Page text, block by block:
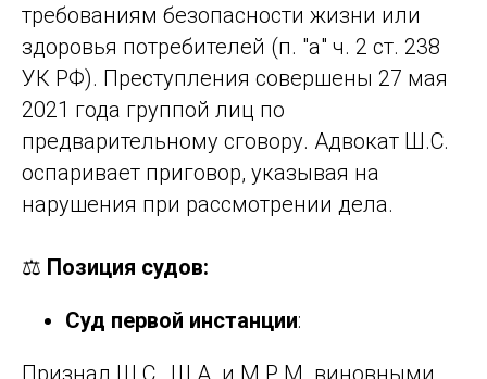
требованиям безопасности жизни или
здоровья потребителей (п. "а" ч. 2 ст. 238
УК РФ). Преступления совершены 27 мая
2021 года группой лиц по
предварительному сговору. Адвокат Ш.С.
оспаривает приговор, указывая на
нарушения при рассмотрении дела.
⚖️ Позиция судов:
Суд первой инстанции:
Признал Ш.С., Ш.А. и М.Р.М. виновными,